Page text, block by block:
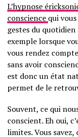
L’hypnose
conscience qui
gestes du
exemple lorsque
vous rendez
sans avoir
est donc un état
permet de le
Souvent, ce qui
conscient. Eh oui,
limites. Vous